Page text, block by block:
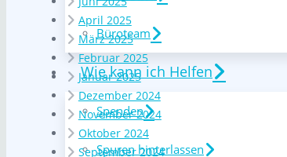
Büroteam
Wie kann ich Helfen
Spenden
Spuren hinterlassen
April 2025
März 2025
Februar 2025
Januar 2025
Dezember 2024
November 2024
Oktober 2024
September 2024